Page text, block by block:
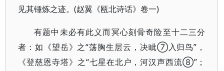
见其锤炼之迹。(赵翼《瓯北诗话》卷一)
有题中未必有此义而冥心刻骨奇险至十二三分
者：如《望岳》之“荡胸生层云，决眦⑦入归鸟”，
《登慈恩寺塔》之“七星在北户，河汉声西流⑧”；